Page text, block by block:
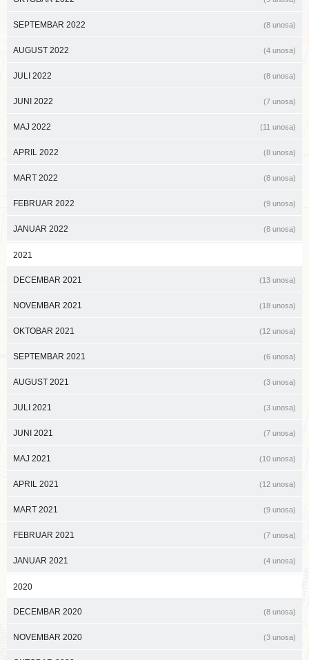
SEPTEMBAR 2022 (8 unosa)
AUGUST 2022 (4 unosa)
JULI 2022 (8 unosa)
JUNI 2022 (7 unosa)
MAJ 2022 (11 unosa)
APRIL 2022 (8 unosa)
MART 2022 (8 unosa)
FEBRUAR 2022 (9 unosa)
JANUAR 2022 (8 unosa)
2021
DECEMBAR 2021 (13 unosa)
NOVEMBAR 2021 (18 unosa)
OKTOBAR 2021 (12 unosa)
SEPTEMBAR 2021 (6 unosa)
AUGUST 2021 (3 unosa)
JULI 2021 (3 unosa)
JUNI 2021 (7 unosa)
MAJ 2021 (10 unosa)
APRIL 2021 (12 unosa)
MART 2021 (9 unosa)
FEBRUAR 2021 (7 unosa)
JANUAR 2021 (4 unosa)
2020
DECEMBAR 2020 (8 unosa)
NOVEMBAR 2020 (3 unosa)